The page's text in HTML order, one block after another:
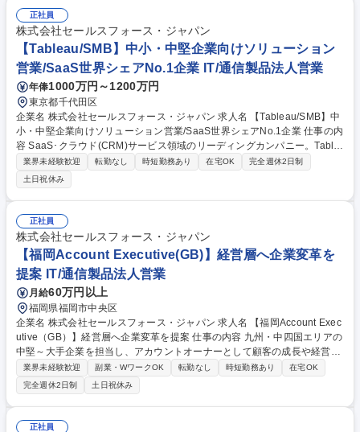
の活用）■問い合わせや資料請求へのタイムリーなフォロー■顧客との中長
期的なリレーション構築および価値提供 ★キーエンス流の営業ノウハウと
DXを融合した体系的な研修プログラムを用意。1日複数回の振り返りや個
別メンタリング制度を通じて、未経験からでも圧倒的なスピードで成長可
能です。 募集職種 【営業コンサル】第二新卒/賞与4回/売上4億円から6億
円目指す急成長企業◎
正社員
株式会社セールスフォース・ジャパン
【Tableau/SMB】中小・中堅企業向けソリューション
営業/SaaS世界シェアNo.1企業 IT/通信製品法人営業
年俸1000万円～1200万円
東京都千代田区
企業名 株式会社セールスフォース・ジャパン 求人名 【Tableau/SMB】中
小・中堅企業向けソリューション営業/SaaS世界シェアNo.1企業 仕事の内
容 SaaS･クラウド(CRM)サービス領域のリーディングカンパニー。Table
au製品全般の営業活動をご担当頂きます。主な商談相手は経営層、部門長
等のビジネス決定者です。 "カスタマーサクセス"実現のため顧客のビジネ
スを徹底的に理解し、世界シェアNo.1の成功事例を各社に展開すること
で、顧客のビジネス課題の解決を実現できます。 【Tableau製品】Tablea
u の分析プラットフォームによりデータ分析は促進され、誰もがデータを
使って質問に答え、インサイトを組織全体で共有できるようになります。
※変更範囲：当社業務全般 募集職種 【Tableau/SMB】中小・中堅企業向
けソリューション営業/SaaS世界シェアNo.1企業
業界未経験歓迎 転勤なし 時短勤務あり 在宅OK
完全週休2日制
土日祝休み
正社員
株式会社セールスフォース・ジャパン
【福岡Account Executive(GB)】経営層へ企業変革を
提案 IT/通信製品法人営業
月給60万円以上
福岡県福岡市中央区
企業名 株式会社セールスフォース・ジャパン 求人名 【福岡Account Exec
utive（GB）】経営層へ企業変革を提案 仕事の内容 九州・中四国エリアの
中堅～大手企業を担当し、アカウントオーナーとして顧客の成長や経営変
革を支援します。新規開拓から既存顧客への提案活動を一貫して担当し、
売上計画策定やアカウント戦略立案を行います。 顧客は経営者や役員クラ
スが中心となるため、現場課題の解決だけでなく、中長期的な事業成長や
経営課題に踏み込んだ提案を行います。また、マーケティングやインサイ
ドセールス、パートナー企業と連携し商談機会を創出。顧客が目指す将来
業界未経験歓迎 副業・WワークOK 転勤なし 時短勤務あり
在宅OK
完全週休2日制
土日祝休み
正社員